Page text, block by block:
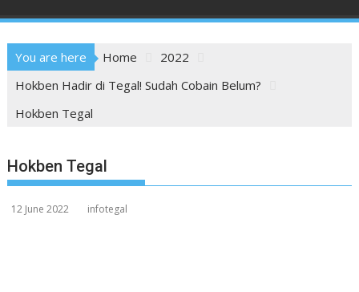
You are here Home
2022
Hokben Hadir di Tegal! Sudah Cobain Belum?
Hokben Tegal
Hokben Tegal
12 June 2022 infotegal